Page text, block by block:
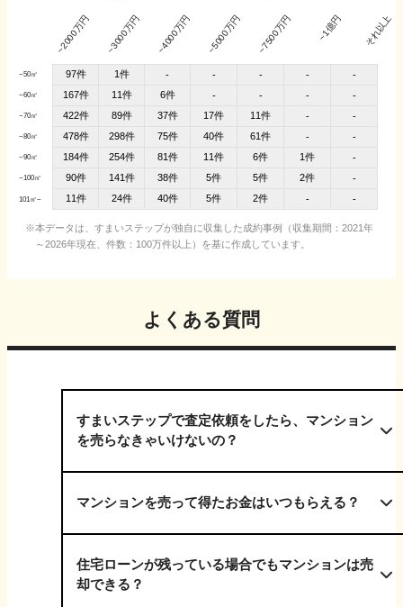
~50㎡
~60㎡
~70㎡
~80㎡
~90㎡
~100㎡
101㎡~
~2000万円 ~3000万円 ~4000万円 ~5000万円 ~7500万円 ~1億円 それ以上
97件 1件 - - - -
-
167件
11件 6件 - - -
-
422件
89件 37件 17件 11件 -
-
478件
298件 75件 40件 61件 -
-
184件
254件 81件 11件 6件 1件
-
90件
141件 38件 5件 5件 2件
-
11件
24件 40件 5件 2件 - -
本データは、すまいステップが独自に収集した成約事例（収集期間：2021年
～2026年現在、件数：100万件以上）を基に作成しています。
よくある質問
すまいステップで査定依頼をしたら、マンション
を売らなきゃいけないの？
マンションを売って得たお金はいつもらえる？
住宅ローンが残っている場合でもマンションは売
却できる？